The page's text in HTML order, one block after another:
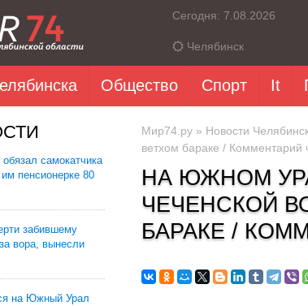
Сегодня: 7.08.2026
Челябинск
Общество Спорт It
самокатчика
пенсионерке 80
забившему
вора, вынесли
на Южный Урал
Мир74.ру » Новости
ветхом бараке / Комментарий
НА ЮЖНОМ
ЧЕЧЕНСКОЙ
БАРАКЕ /